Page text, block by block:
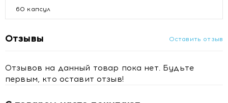
60 капсул
Отзывы Оставить отзыв
Отзывов на данный товар пока нет. Будьте
первым, кто оставит отзыв!